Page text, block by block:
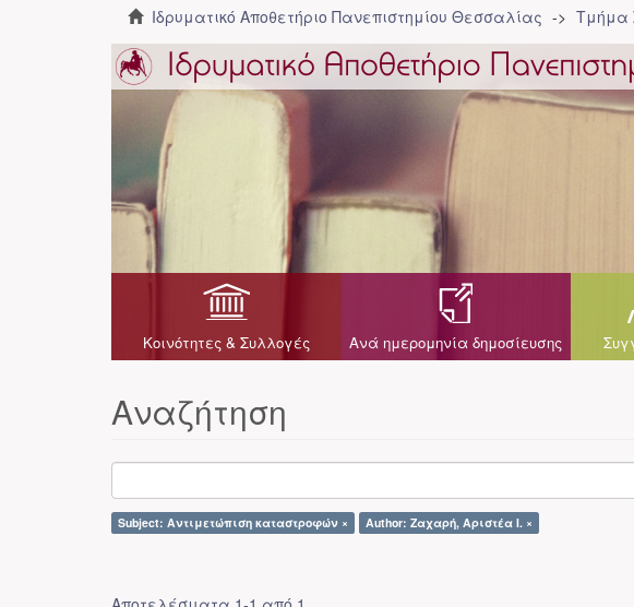
Ιδρυματικό Αποθετήριο Πανεπιστημίου Θεσσαλίας Τμήμα
Κοινότητες & Συλλογές Ανά ημερομηνία δημοσίευσης
Αναζήτηση
Subject: Αντιμετώπιση καταστροφών × Author: Ζαχαρή, Αριστέα Ι. ×